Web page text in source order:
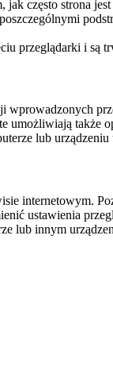
często strona
przeglądarki i
lub
internetowym.
ustawienia
lub innym